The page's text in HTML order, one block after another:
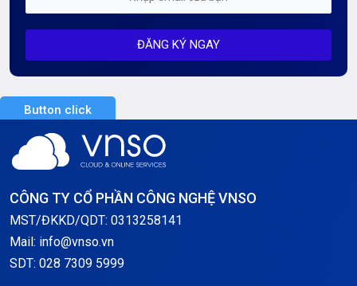
Mỗi tuần 01 Server
Server Dedicated (Máy chủ riêng)
Server GPU
Server Windows
Thông báo
Thông tin chung
ĐĂNG KÝ NGAY
Button click
CÔNG TY CỔ PHẦN CÔNG NGHỆ VNSO
MST/ĐKKD/QDT: 0313258141
Mail: info@vnso.vn
SDT: 028 7309 5999